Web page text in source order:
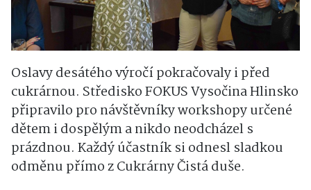
Oslavy desátého výročí pokračovaly i před
cukrárnou. Středisko FOKUS Vysočina Hlinsko
připravilo pro návštěvníky workshopy určené
dětem i dospělým a nikdo neodcházel s
prázdnou. Každý účastník si odnesl sladkou
odměnu přímo z Cukrárny Čistá duše.